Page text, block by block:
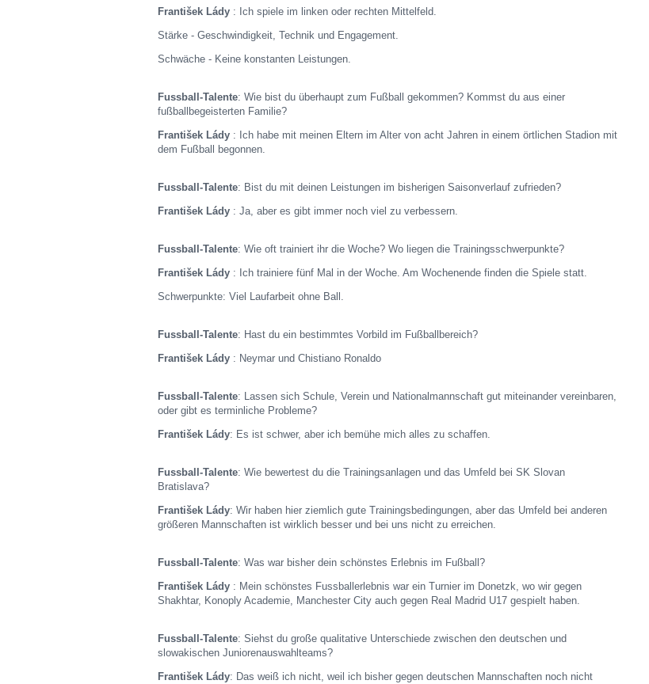
František Lády : Ich spiele im linken oder rechten Mittelfeld.
Stärke - Geschwindigkeit, Technik und Engagement.
Schwäche - Keine konstanten Leistungen.
Fussball-Talente: Wie bist du überhaupt zum Fußball gekommen? Kommst du aus einer
fußballbegeisterten Familie?
František Lády : Ich habe mit meinen Eltern im Alter von acht Jahren in einem örtlichen Stadion mit
dem Fußball begonnen.
Fussball-Talente: Bist du mit deinen Leistungen im bisherigen Saisonverlauf zufrieden?
František Lády : Ja, aber es gibt immer noch viel zu verbessern.
Fussball-Talente: Wie oft trainiert ihr die Woche? Wo liegen die Trainingsschwerpunkte?
František Lády : Ich trainiere fünf Mal in der Woche. Am Wochenende finden die Spiele statt.
Schwerpunkte: Viel Laufarbeit ohne Ball.
Fussball-Talente: Hast du ein bestimmtes Vorbild im Fußballbereich?
František Lády : Neymar und Chistiano Ronaldo
Fussball-Talente: Lassen sich Schule, Verein und Nationalmannschaft gut miteinander vereinbaren,
oder gibt es terminliche Probleme?
František Lády: Es ist schwer, aber ich bemühe mich alles zu schaffen.
Fussball-Talente: Wie bewertest du die Trainingsanlagen und das Umfeld bei SK Slovan
Bratislava?
František Lády: Wir haben hier ziemlich gute Trainingsbedingungen, aber das Umfeld bei anderen
größeren Mannschaften ist wirklich besser und bei uns nicht zu erreichen.
Fussball-Talente: Was war bisher dein schönstes Erlebnis im Fußball?
František Lády : Mein schönstes Fussballerlebnis war ein Turnier im Donetzk, wo wir gegen
Shakhtar, Konoply Academie, Manchester City auch gegen Real Madrid U17 gespielt haben.
Fussball-Talente: Siehst du große qualitative Unterschiede zwischen den deutschen und
slowakischen Juniorenauswahlteams?
František Lády: Das weiß ich nicht, weil ich bisher gegen deutschen Mannschaften noch nicht